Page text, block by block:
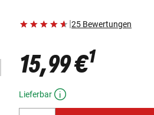
|25 Bewertungen
15,99 €1
Lieferbar